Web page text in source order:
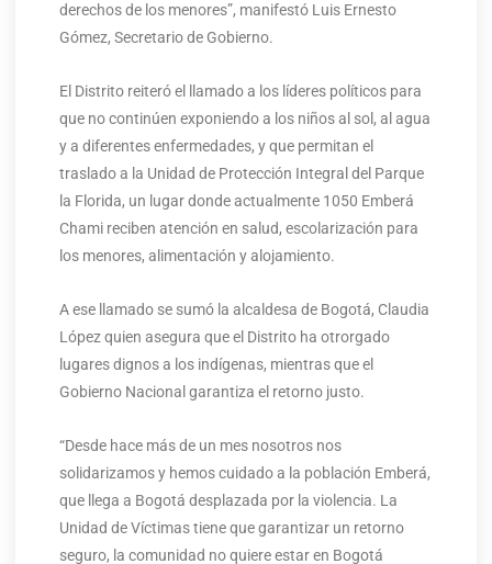
derechos de los menores”, manifestó Luis Ernesto
Gómez, Secretario de Gobierno.
El Distrito reiteró el llamado a los líderes políticos para
que no continúen exponiendo a los niños al sol, al agua
y a diferentes enfermedades, y que permitan el
traslado a la Unidad de Protección Integral del Parque
la Florida, un lugar donde actualmente 1050 Emberá
Chami reciben atención en salud, escolarización para
los menores, alimentación y alojamiento.
A ese llamado se sumó la alcaldesa de Bogotá, Claudia
López quien asegura que el Distrito ha otrorgado
lugares dignos a los indígenas, mientras que el
Gobierno Nacional garantiza el retorno justo.
“Desde hace más de un mes nosotros nos
solidarizamos y hemos cuidado a la población Emberá,
que llega a Bogotá desplazada por la violencia. La
Unidad de Víctimas tiene que garantizar un retorno
seguro, la comunidad no quiere estar en Bogotá